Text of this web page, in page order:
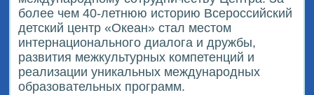
более чем 40-летнюю историю Всероссийский
детский центр «Океан» стал местом
интернационального диалога и дружбы,
развития межкультурных компетенций и
реализации уникальных международных
образовательных программ.